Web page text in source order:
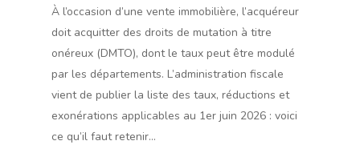
À l’occasion d’une vente immobilière, l’acquéreur
doit acquitter des droits de mutation à titre
onéreux (DMTO), dont le taux peut être modulé
par les départements. L’administration fiscale
vient de publier la liste des taux, réductions et
exonérations applicables au 1er juin 2026 : voici
ce qu’il faut retenir…